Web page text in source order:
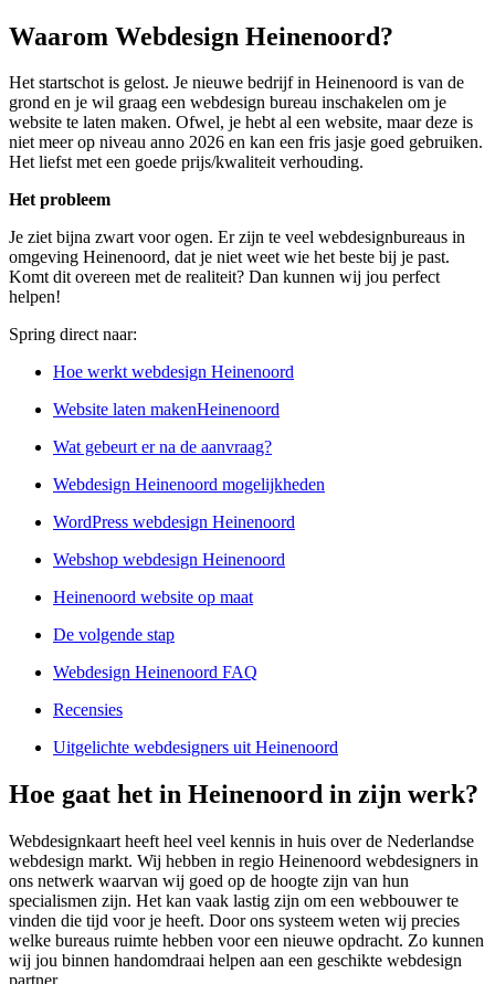
Waarom Webdesign Heinenoord?
Het startschot is gelost. Je nieuwe bedrijf in Heinenoord is van de
grond en je wil graag een webdesign bureau inschakelen om je
website te laten maken. Ofwel, je hebt al een website, maar deze is
niet meer op niveau anno 2026 en kan een fris jasje goed gebruiken.
Het liefst met een goede prijs/kwaliteit verhouding.
Het probleem
Je ziet bijna zwart voor ogen. Er zijn te veel webdesignbureaus in
omgeving Heinenoord, dat je niet weet wie het beste bij je past.
Komt dit overeen met de realiteit? Dan kunnen wij jou perfect
helpen!
Spring direct naar:
Hoe werkt webdesign Heinenoord
Website laten makenHeinenoord
Wat gebeurt er na de aanvraag?
Webdesign Heinenoord mogelijkheden
WordPress webdesign Heinenoord
Webshop webdesign Heinenoord
Heinenoord website op maat
De volgende stap
Webdesign Heinenoord FAQ
Recensies
Uitgelichte webdesigners uit Heinenoord
Hoe gaat het in Heinenoord in zijn werk?
Webdesignkaart heeft heel veel kennis in huis over de Nederlandse
webdesign markt. Wij hebben in regio Heinenoord webdesigners in
ons netwerk waarvan wij goed op de hoogte zijn van hun
specialismen zijn. Het kan vaak lastig zijn om een webbouwer te
vinden die tijd voor je heeft. Door ons systeem weten wij precies
welke bureaus ruimte hebben voor een nieuwe opdracht. Zo kunnen
wij jou binnen handomdraai helpen aan een geschikte webdesign